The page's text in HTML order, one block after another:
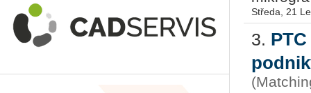
Středa, 21
3.